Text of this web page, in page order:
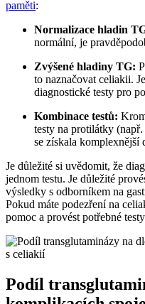
paměti:
Normalizace hladin
normální, je
Zvýšené hladiny TG:
to naznačovat celiakii.
diagnostické testy pro
Kombinace testů:
testy na protilátky
se získala komplexnější
Je důležité si uvědomit, že
jednom testu. Je důležité
výsledky s odborníkem na
Pokud máte podezření na
pomoc a provést potřebné
Podíl